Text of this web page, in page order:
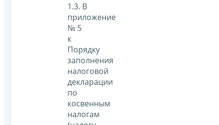
1.3. В
приложение
№ 5
к
Порядку
заполнения
налоговой
декларации
по
косвенным
налогам